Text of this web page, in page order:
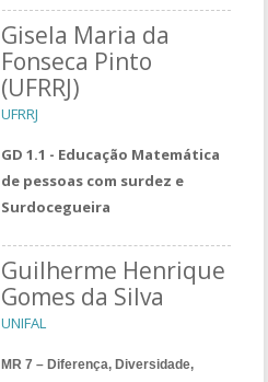
Gisela Maria da
Fonseca Pinto
(UFRRJ)
UFRRJ
GD 1.1 - Educação Matemática
de pessoas com surdez e
Surdocegueira
Guilherme Henrique
Gomes da Silva
UNIFAL
MR 7 – Diferença, Diversidade,